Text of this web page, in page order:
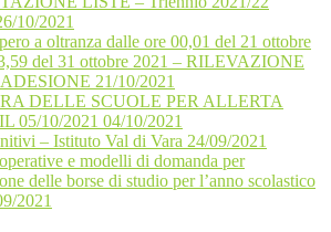
10/2021
a oltranza dalle ore 00,01 del 21 ottobre
del 31 ottobre 2021 – RILEVAZIONE
21/10/2021
DELLE SCUOLE PER ALLERTA
05/10/2021 04/10/2021
– Istituto Val di Vara 24/09/2021
e modelli di domanda per
delle borse di studio per l’anno scolastico
2021